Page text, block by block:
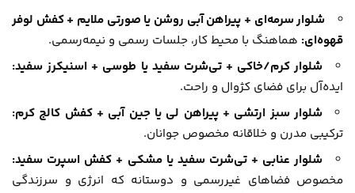
شلوار سرمه‌ای + پیراهن آبی روشن یا صورتی ملایم + کفش لوفر
قهوه‌ای: هماهنگ با محیط کار، جلسات رسمی و نیمه‌رسمی.
شلوار کرم/خاکی + تی‌شرت سفید یا طوسی + اسنیکرز سفید:
ایده‌آل برای فضای کژوال و راحت.
شلوار سبز ارتشی + پیراهن لی یا جین آبی + کفش کالج کرم:
ترکیبی مدرن و خلاقانه مخصوص جوانان.
شلوار عنابی + تی‌شرت سفید یا مشکی + کفش اسپرت سفید:
مخصوص فضاهای غیررسمی و دوستانه که انرژی و سرزندگی